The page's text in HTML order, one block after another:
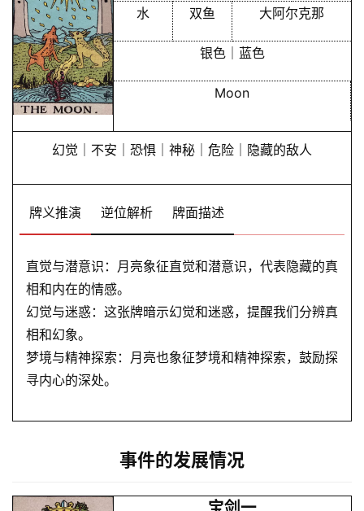
页
黄
历
命
水 双鱼 大阿尔克那
银色｜蓝色
Moon
幻觉｜不安｜恐惧｜神秘｜危险｜隐藏的敌人
牌义推演 逆位解析 牌面描述
直觉与潜意识：月亮象征直觉和潜意识，代表隐藏的真
相和内在的情感。
幻觉与迷惑：这张牌暗示幻觉和迷惑，提醒我们分辨真
相和幻象。
梦境与精神探索：月亮也象征梦境和精神探索，鼓励探
寻内心的深处。
事件的发展情况